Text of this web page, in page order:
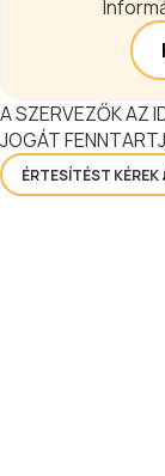
A SZERVEZŐK AZ
JOGÁT
ÉRTESÍTÉST KÉREK